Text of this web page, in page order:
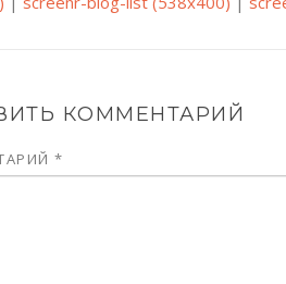
КОММЕНТАРИЙ
*